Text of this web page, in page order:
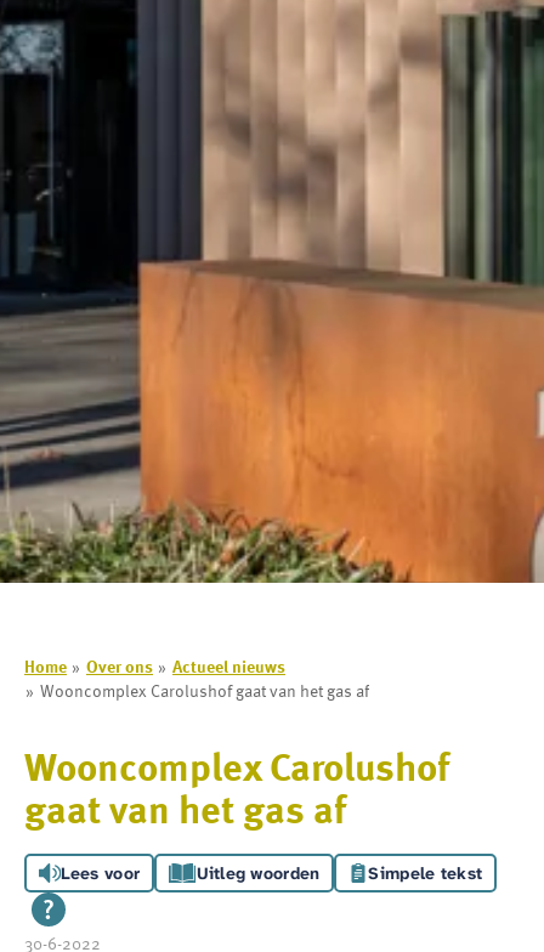
Home Over ons
Actueel nieuws
Wooncomplex Carolushof gaat van het gas af
Wooncomplex Carolushof
gaat van het gas af
Lees voor Uitleg woorden Simpele tekst
30-6-2022